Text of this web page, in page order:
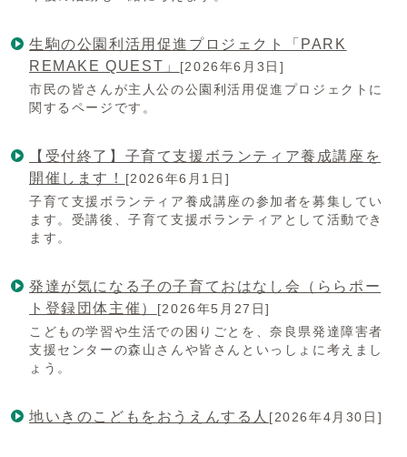
生駒の公園利活用促進プロジェクト「PARK
REMAKE QUEST」
[2026年6月3日]
市民の皆さんが主人公の公園利活用促進プロジェクトに
関するページです。
【受付終了】子育て支援ボランティア養成講座を
開催します！
[2026年6月1日]
子育て支援ボランティア養成講座の参加者を募集してい
ます。受講後、子育て支援ボランティアとして活動でき
ます。
発達が気になる子の子育ておはなし会（ららポー
ト登録団体主催）
[2026年5月27日]
こどもの学習や生活での困りごとを、奈良県発達障害者
支援センターの森山さんや皆さんといっしょに考えまし
ょう。
地いきのこどもをおうえんする人 [2026年4月30日]